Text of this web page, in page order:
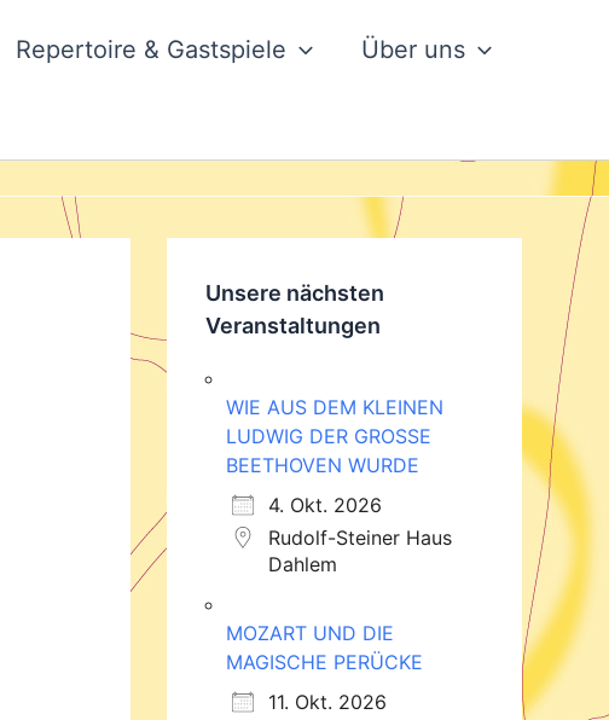
Repertoire & Gastspiele
Über uns
Unsere nächsten
Veranstaltungen
WIE AUS DEM KLEINEN
LUDWIG DER GROSSE
BEETHOVEN WURDE
4. Okt. 2026
Rudolf-Steiner Haus
Dahlem
MOZART UND DIE
MAGISCHE PERÜCKE
11. Okt. 2026